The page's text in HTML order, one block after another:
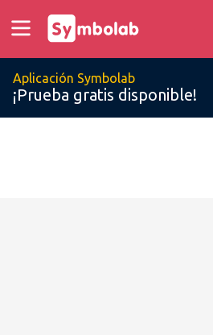
Aplicación Symbolab
¡Prueba gratis disponible!